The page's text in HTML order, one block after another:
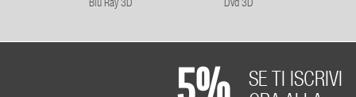
Blu Ray 3D
Dvd 3D
SE TI ISCRIVI